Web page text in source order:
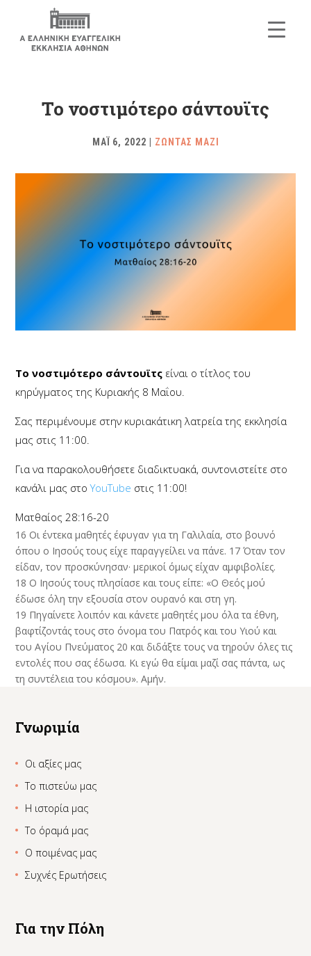
To νοστιμότερο σάντουϊτς
ΜΑΪ 6, 2022 ΖΩΝΤΑΣ ΜΑΖΙ
To νοστιμότερο σάντουϊτς είναι ο τίτλος του
κηρύγματος της Κυριακής 8 Μαΐου.
Σας περιμένουμε στην κυριακάτικη λατρεία της εκκλησία
μας στις 11:00.
Για να παρακολουθήσετε διαδικτυακά, συντονιστείτε στο
κανάλι μας στοYouTube στις 11:00!
Ματθαίος 28:16-20
16 Οι έντεκα μαθητές έφυγαν για τη Γαλιλαία, στο βουνό
όπου ο Ιησούς τους είχε παραγγείλει να πάνε. 17Όταν τον
είδαν, τον προσκύνησαν· μερικοί όμως είχαν αμφιβολίες.
18 Ο Ιησούς τους πλησίασε και τους είπε: «Ο Θεός μού
έδωσε όλη την εξουσία στον ουρανό και στη γη.
19 Πηγαίνετε λοιπόν και κάνετε μαθητές μου όλα τα έθνη,
βαφτίζοντάς τους στο όνομα του Πατρός και του Υιού και
του Αγίου Πνεύματος 20και διδάξτε τους να τηρούν όλες τις
εντολές που σας έδωσα. Κι εγώ θα είμαι μαζί σας πάντα, ως
τη συντέλεια του κόσμου». Αμήν.
Γνωριμία
Οι αξίες μας
Το πιστεύω μας
Η ιστορία μας
Το όραμά μας
Ο ποιμένας μας
Συχνές Ερωτήσεις
Για την Πόλη